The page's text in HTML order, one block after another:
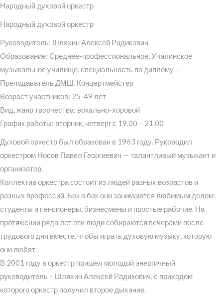
Народный духовой оркестр
Народный духовой оркестр
Руководитель: Шляхин Алексей Радикович
Образование: Среднее-профессиональное, Учалинское
музыкальное училище, специальность по диплому —
Преподаватель ДМШ. Концертмейстер
Возраст участников: 25-49 лет
Вид, жанр творчества: вокально-хоровой
График работы: вторник, четверг с 19.00 – 21.00
Духовой оркестр был образован в 1963 году. Руководил
оркестром Носов Павел Георгиевич — талантливый музыкант и
организатор.
Коллектив оркестра состоит из людей разных возрастов и
разных профессий. Бок о бок они занимаются любимым делом:
студенты и пенсионеры, бизнесмены и простые рабочие. На
протяжении ряда лет эти люди собираются вечерами после
трудового дня вместе, чтобы играть духовую музыку, которую
они любят.
В 2001 году в оркестр пришёл молодой энергичный
руководитель – Шляхин Алексей Радикович, с приходом
которого оркестр получил второе дыхание.